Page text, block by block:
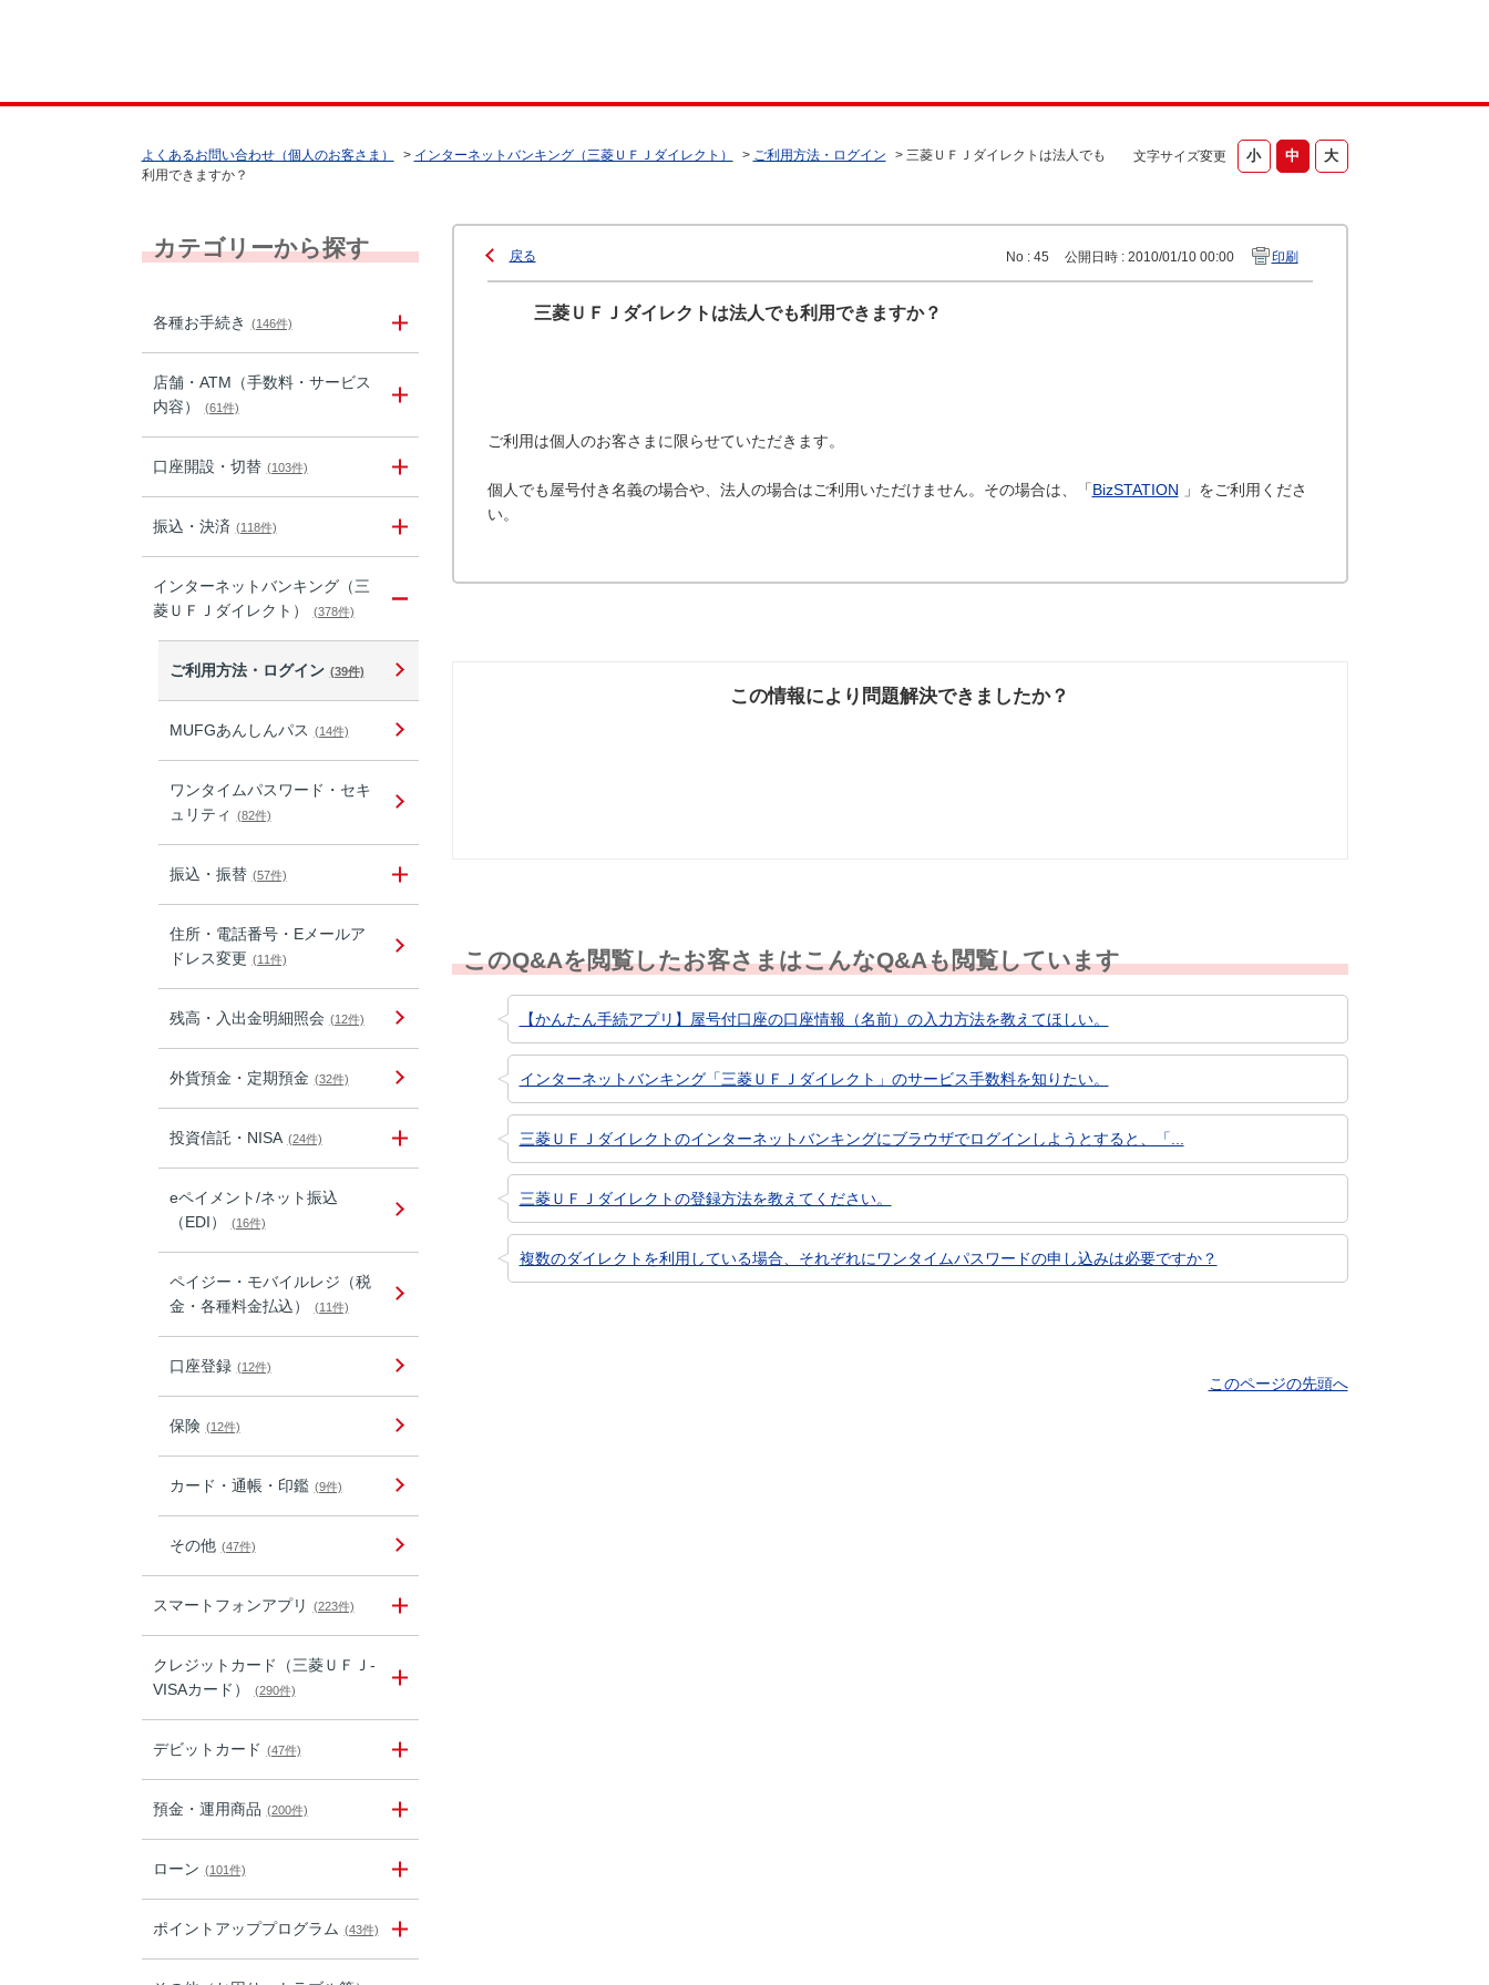
文字サイズ変更
よくあるお問い合わせ（個人のお客さま） > インターネットバンキング（三菱ＵＦＪダイレクト） > ご利用方法・ログイン > 三菱ＵＦＪダイレクトは法人でも
利用できますか？
カテゴリーから探す
各種お手続き (146件)
店舗・ATM（手数料・サービス
内容）
(61件)
口座開設・切替 (103件)
振込・決済 (118件)
インターネットバンキング（三
菱ＵＦＪダイレクト）
(378件)
ご利用方法・ログイン (39件)
MUFGあんしんパス (14件)
ワンタイムパスワード・セキ
ュリティ
(82件)
振込・振替 (57件)
住所・電話番号・Eメールア
ドレス変更 (11件)
残高・入出金明細照会 (12件)
外貨預金・定期預金 (32件)
投資信託・NISA (24件)
eペイメント/ネット振込
（EDI）
(16件)
ペイジー・モバイルレジ（税
金・各種料金払込）
(11件)
口座登録 (12件)
保険 (12件)
カード・通帳・印鑑 (9件)
その他 (47件)
スマートフォンアプリ (223件)
クレジットカード（三菱ＵＦＪ-
VISAカード）
(290件)
デビットカード (47件)
預金・運用商品 (200件)
ローン (101件)
ポイントアッププログラム (43件)
戻る No : 45 公開日時 : 2010/01/10 00:00 印刷
三菱ＵＦＪダイレクトは法人でも利用できますか？
ご利用は個人のお客さまに限らせていただきます。
個人でも屋号付き名義の場合や、法人の場合はご利用いただけません。その場合は、「BizSTATION
」をご利用くださ
い。
この情報により問題解決できましたか？
このQ&Aを閲覧したお客さまはこんなQ&Aも閲覧しています
【かんたん手続アプリ】屋号付口座の口座情報（名前）の入力方法を教えてほしい。
インターネットバンキング「三菱ＵＦＪダイレクト」のサービス手数料を知りたい。
三菱ＵＦＪダイレクトのインターネットバンキングにブラウザでログインしようとすると、「...
三菱ＵＦＪダイレクトの登録方法を教えてください。
複数のダイレクトを利用している場合、それぞれにワンタイムパスワードの申し込みは必要ですか？
このページの先頭へ